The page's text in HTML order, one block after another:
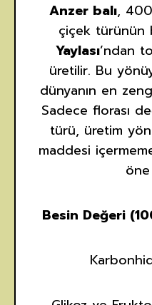
Anzer balı,
çiçek türünün
Yaylası’ndan
üretilir. Bu
dünyanın en
Sadece florası
türü, üretim
maddesi
öne
Besin Değeri